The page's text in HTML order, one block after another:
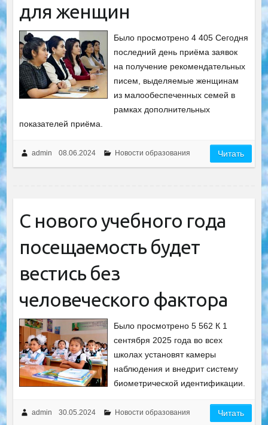
для женщин
Было просмотрено 4 405 Сегодня
последний день приёма заявок
на получение рекомендательных
писем, выделяемые женщинам
из малообеспеченных семей в
рамках дополнительных
показателей приёма.
admin 08.06.2024 Новости образования Читать
C нового учебного года
посещаемость будет
вестись без
человеческого фактора
Было просмотрено 5 562 К 1
сентября 2025 года во всех
школах установят камеры
наблюдения и внедрит систему
биометрической идентификации.
admin 30.05.2024 Новости образования Читать